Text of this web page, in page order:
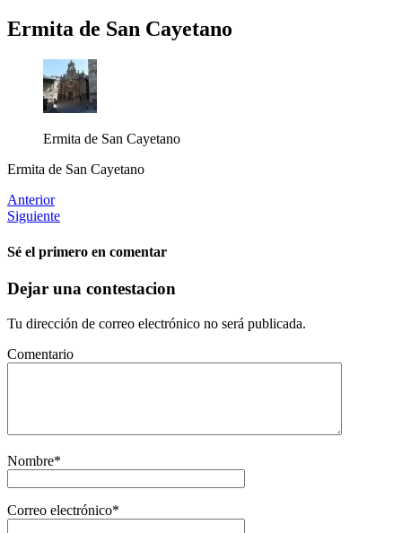
Ermita de San Cayetano
Ermita de San Cayetano
Ermita de San Cayetano
Anterior
Siguiente
Sé el primero en comentar
Dejar una contestacion
Tu dirección de correo electrónico no será publicada.
Comentario
Nombre*
Correo electrónico*